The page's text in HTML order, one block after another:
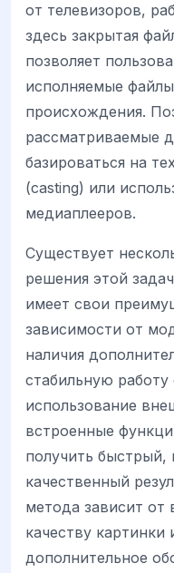
от телевизоров,
здесь закрытая
позволяет
исполняемые
происхождения.
рассматриваемые
базироваться на
(casting) или
медиаплееров.
Существует
решения этой
имеет свои
зависимости от
наличия
стабильную работу
использование
встроенные
получить быстрый,
качественный
метода зависит от
качеству картинки
дополнительное